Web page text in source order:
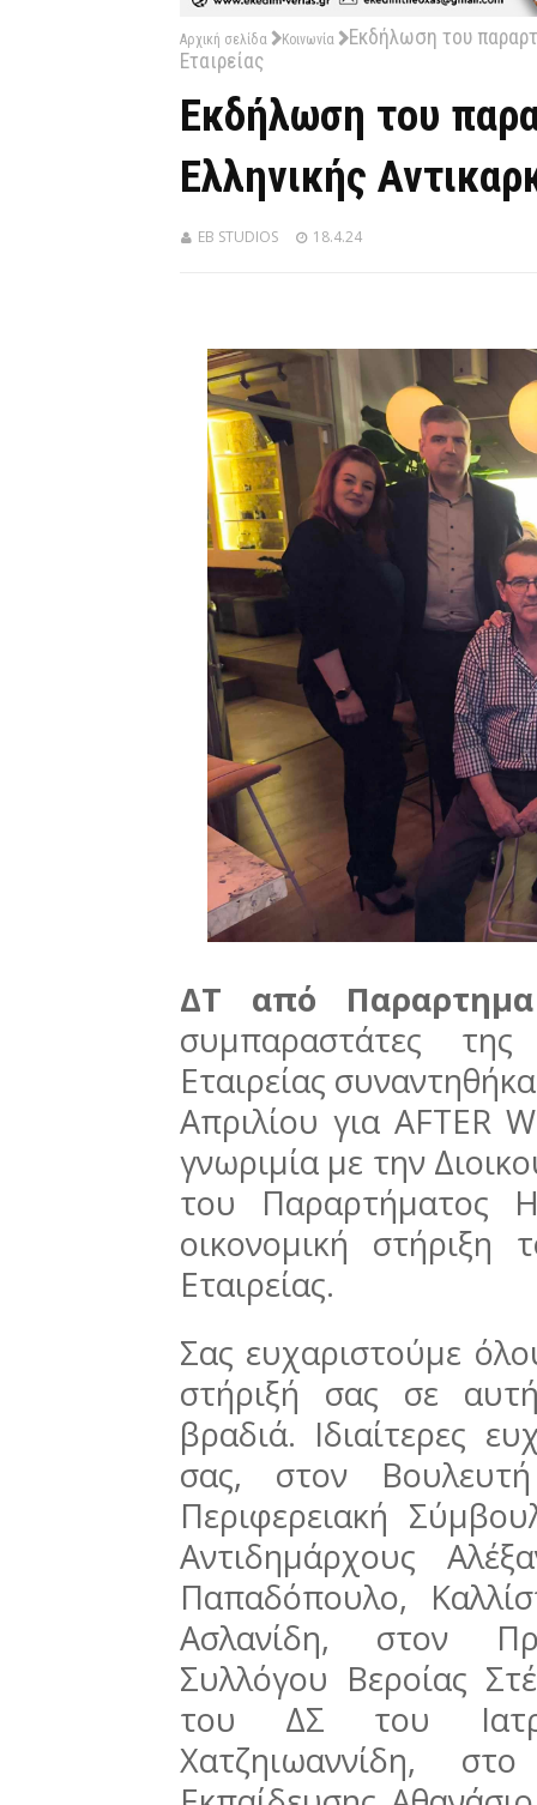
Αρχική σελίδα Κοινωνία
Εκδήλωση του
Εταιρείας
Εκδήλωση του
Ελληνικής
EB STUDIOS 18.4.24
ΔΤ από
συμπαραστάτες της
Εταιρείας
Απριλίου για AFTER
γνωριμία με την
του Παραρτήματος
οικονομική
Εταιρείας.
Σας ευχαριστούμε
στήριξή σας σε
βραδιά. Ιδιαίτερες
σας, στον
Περιφερειακή
Αντιδημάρχους
Παπαδόπουλο,
Ασλανίδη, στον
Συλλόγου Βεροίας
του ΔΣ του
Χατζηιωαννίδη, στο